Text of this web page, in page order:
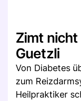
Zimt
Guetzli
Von Diabetes
zum
Heilpraktiker